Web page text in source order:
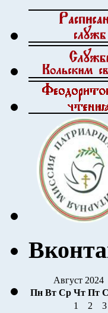
Август 2024
Пн Вт Ср Чт Пт
1 2 3